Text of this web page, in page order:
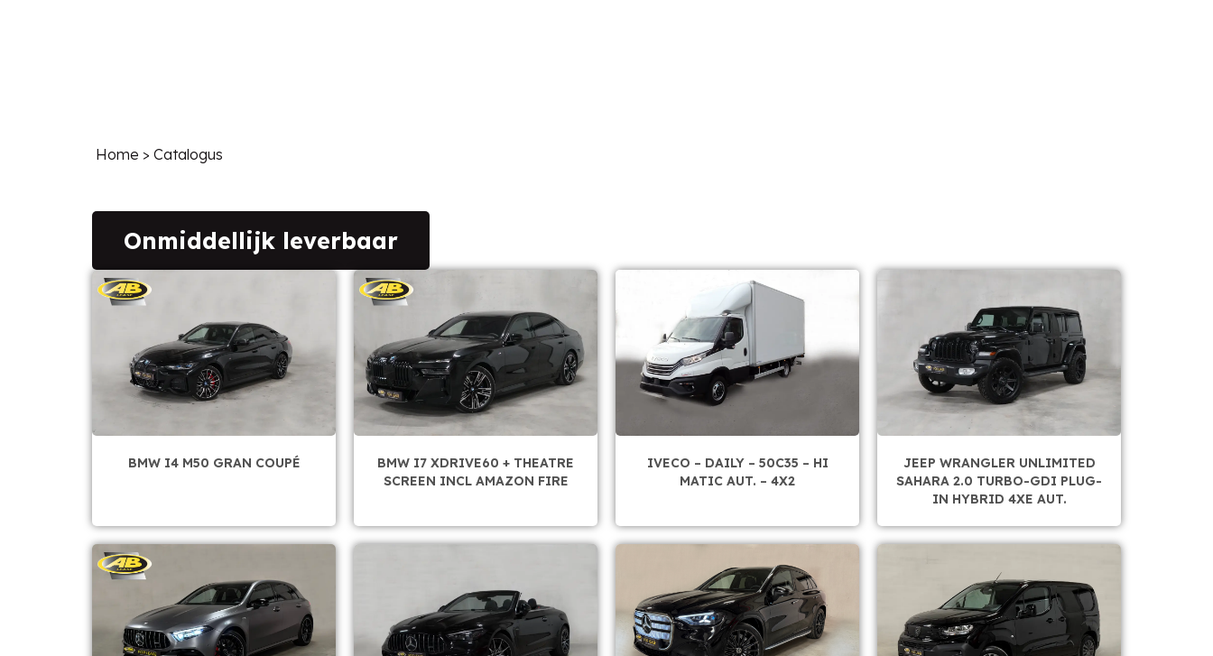
Home > Catalogus
Onmiddellijk leverbaar
BMW I4 M50 GRAN COUPÉ
BMW I7 XDRIVE60 + THEATRE
SCREEN INCL AMAZON FIRE
IVECO – DAILY – 50C35 – HI
MATIC AUT. – 4X2
JEEP WRANGLER UNLIMITED
SAHARA 2.0 TURBO-GDI PLUG-
IN HYBRID 4XE AUT.